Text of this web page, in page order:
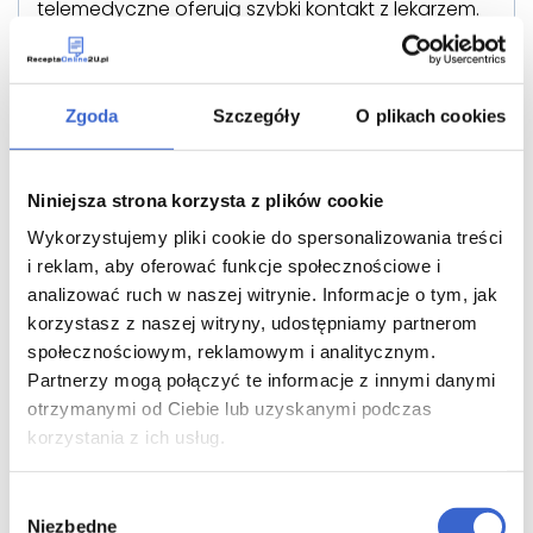
Zgoda Szczegóły O plikach cookies
Niniejsza strona korzysta z plików cookie
Wykorzystujemy pliki cookie do spersonalizowania treści
i reklam, aby oferować funkcje społecznościowe i
analizować ruch w naszej witrynie. Informacje o tym, jak
korzystasz z naszej witryny, udostępniamy partnerom
społecznościowym, reklamowym i analitycznym.
Partnerzy mogą połączyć te informacje z innymi danymi
otrzymanymi od Ciebie lub uzyskanymi podczas
korzystania z ich usług.
Niezbędne
telemedyczne oferują szybki kontakt z lekarzem.
Jak uzyskać receptę przez internet?
Wybór rzetelnej platformy:Znajdź
certyfikowany portal telemedyczny oferujący
konsultacje lekarskie. Upewnij się, że portal
zatrudnia zweryfikowanych lekarzy z prawem
Wypełnienie formularza medycznego:
najważniejszy krok. Zostaniesz poproszony o
wypełnienie szczegółowego kwestionariusza.
Musisz opisać swoje objawy, od kiedy występują,
jaka jest temperatura ciała, czy masz duszności,
kaszel ropny itp.
Przekazanie dokumentacji medycznej:Jeśli
masz wyniki badań (np. wymaz z gardła, wynik
testu PCR na Chlamydię, badanie CRP, zdjęcie
RTG klatki piersiowej), koniecznie załącz je do
formularza. Zwiększa to szansę na prawidłową
diagnozę i przepisanie antybiotyku na
Analiza przez lekarza: